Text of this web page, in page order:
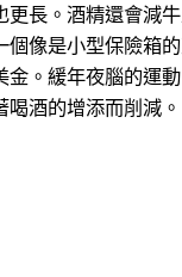
更長。酒精還會減
個像是小型保險箱
金。緩年夜腦的運
喝酒的增添而削減。